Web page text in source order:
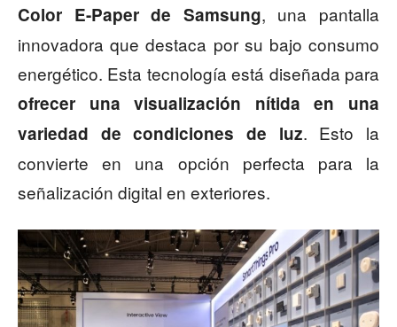
Color E-Paper de Samsung, una pantalla
innovadora que destaca por su bajo consumo
energético. Esta tecnología está diseñada para
ofrecer una visualización nítida en una
variedad de condiciones de luz. Esto la
convierte en una opción perfecta para la
señalización digital en exteriores.